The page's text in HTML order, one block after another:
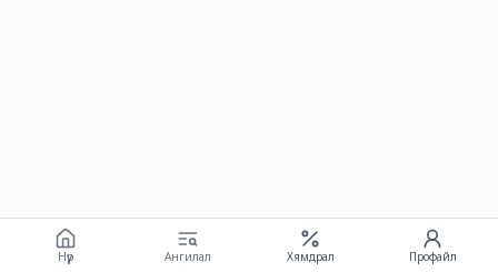
Нүүр Ангилал Хямдрал Профайл